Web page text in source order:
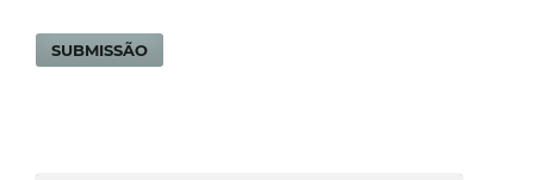
SUBMISSÃO